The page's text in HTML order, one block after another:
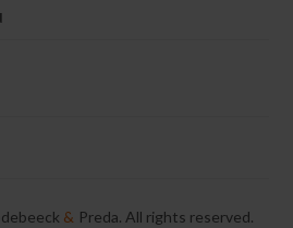
& Preda. All rights reserved.